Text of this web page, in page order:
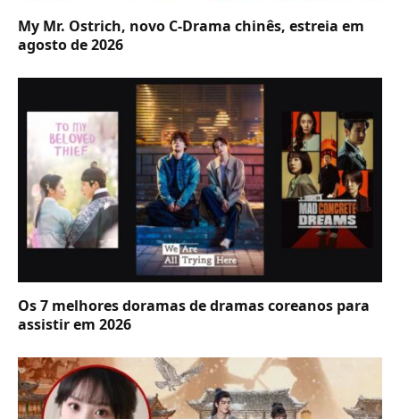
My Mr. Ostrich, novo C-Drama chinês, estreia em
agosto de 2026
Os 7 melhores doramas de dramas coreanos para
assistir em 2026